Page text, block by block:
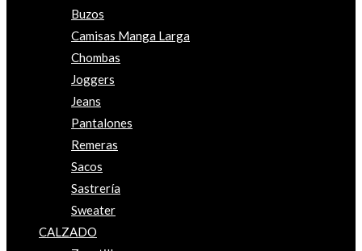
Buzos
Camisas Manga Larga
Chombas
Joggers
Jeans
Pantalones
Remeras
Sacos
Sastrería
Sweater
CALZADO